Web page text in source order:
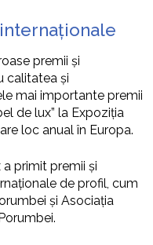
premii și
calitatea și
mai importante premii
de lux” la Expoziția
loc anual în Europa.
primit premii și
de profil, cum
și Asociația